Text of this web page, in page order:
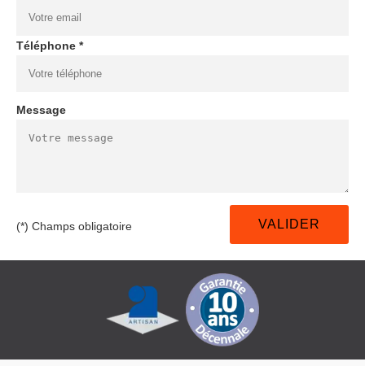
Téléphone *
Message
(*) Champs obligatoire